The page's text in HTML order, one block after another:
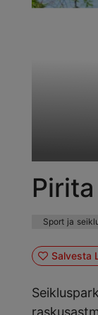
Sport ja
Salvesta